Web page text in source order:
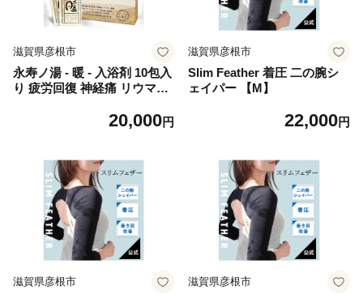
滋賀県彦根市
永寿ノ湯 - 暖 - 入浴剤 10包入
り 疲労回復 神経痛 リウマチ
れ性 あせも しっしん ひび あ
医薬部外品 追い焚き 快眠 お
祝い 引っ越し お風呂 バス 滋
賀 彦根
20,000円
滋賀県彦根市
Slim Feather 着圧 二の腕シ
ェイパー 【M】
22,000円
滋賀県彦根市 滋賀県彦根市